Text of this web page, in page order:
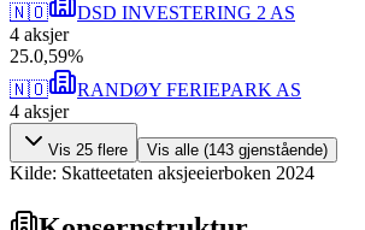
🇳🇴
DSD INVESTERING 2 AS
4 aksjer
25.0,59%
🇳🇴
RANDØY FERIEPARK AS
4 aksjer
Vis 25 flere Vis alle (143 gjenstående)
Kilde: Skatteetaten aksjeeierboken 2024